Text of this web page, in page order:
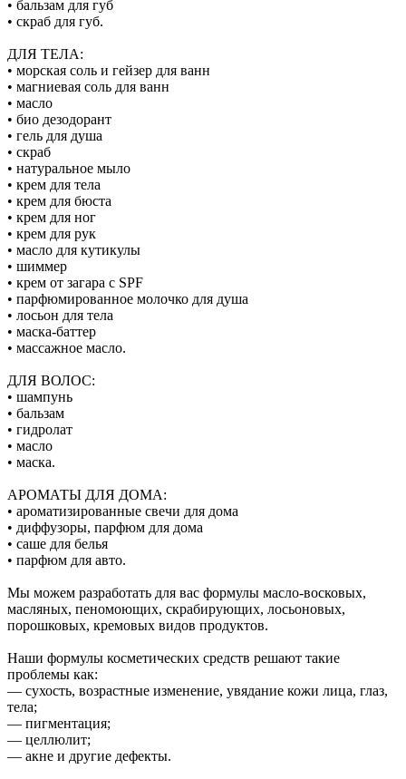
• бальзам для губ
• скраб для губ.
ДЛЯ ТЕЛА:
• морская соль и гейзер для ванн
• магниевая соль для ванн
• масло
• био дезодорант
• гель для душа
• скраб
• натуральное мыло
• крем для тела
• крем для бюста
• крем для ног
• крем для рук
• масло для кутикулы
• шиммер
• крем от загара с SPF
• парфюмированное молочко для душа
• лосьон для тела
• маска-баттер
• массажное масло.
ДЛЯ ВОЛОС:
• шампунь
• бальзам
• гидролат
• масло
• маска.
АРОМАТЫ ДЛЯ ДОМА:
• ароматизированные свечи для дома
• диффузоры, парфюм для дома
• саше для белья
• парфюм для авто.
Мы можем разработать для вас формулы масло-восковых,
масляных, пеномоющих, скрабирующих, лосьоновых,
порошковых, кремовых видов продуктов.
Наши формулы косметических средств решают такие
проблемы как:
— сухость, возрастные изменение, увядание кожи лица, глаз,
тела;
— пигментация;
— целлюлит;
— акне и другие дефекты.